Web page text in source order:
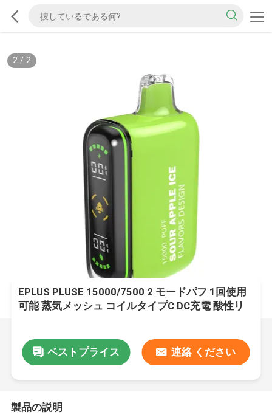
2/ 2
EPLUS PLUSE 15000/7500 2 モードパフ 1回使用
可能 蒸気メッシュ コイルタイプC DC充電 酸性リ
ベストプライス 連絡 ください
製品の説明